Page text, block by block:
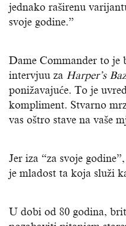
jednako raširenu
svoje godine.”
Dame Commander to je
intervjuu za Harper’s
ponižavajuće. To je
kompliment. Stvarno
vas oštro stave na vaše
Jer iza “za svoje
je mladost ta koja služi
U dobi od 80 godina,